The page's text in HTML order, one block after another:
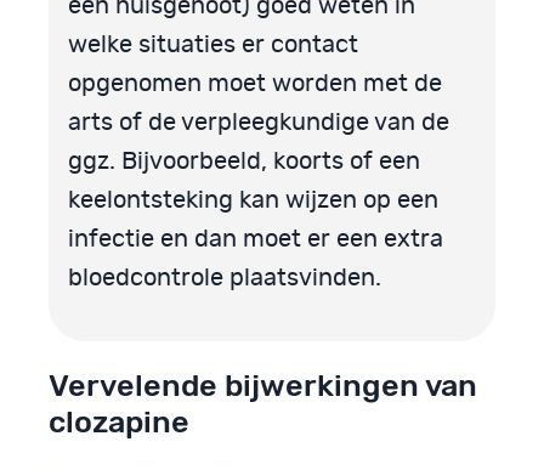
een huisgenoot) goed weten in
welke situaties er contact
opgenomen moet worden met de
arts of de verpleegkundige van de
ggz. Bijvoorbeeld, koorts of een
keelontsteking kan wijzen op een
infectie en dan moet er een extra
bloedcontrole plaatsvinden.
Vervelende bijwerkingen van
clozapine